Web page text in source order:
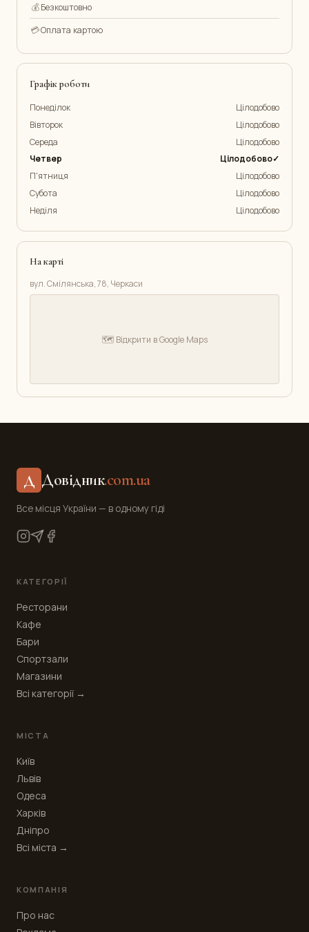
💰 Безкоштовно
💳Оплата картою
Графік роботи
Понеділок
Цілодобово
Вівторок
Цілодобово
Середа
Цілодобово
Четвер
Цілодобово✓
П'ятниця
Цілодобово
Субота
Цілодобово
Неділя
Цілодобово
На карті
вул. Смілянська, 78, Черкаси
🗺️ Відкрити в Google Maps
Д Довідник.com.ua
Все місця України — в одному гіді
КАТЕГОРІЇ
Ресторани
Кафе
Бари
Спортзали
Магазини
Всі категорії →
МІСТА
Київ
Львів
Одеса
Харків
Дніпро
Всі міста →
КОМПАНІЯ
Про нас